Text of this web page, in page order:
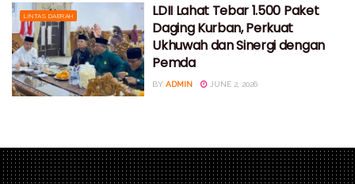
LINTAS DAERAH
LDII Lahat Tebar 1.500 Paket
Daging Kurban, Perkuat
Ukhuwah dan Sinergi dengan
Pemda
BY ADMIN JUNE 2, 2026